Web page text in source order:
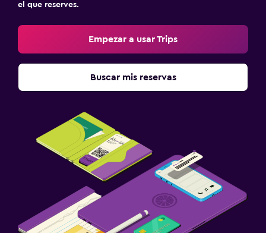
el que reserves.
Empezar a usar Trips
Buscar mis reservas